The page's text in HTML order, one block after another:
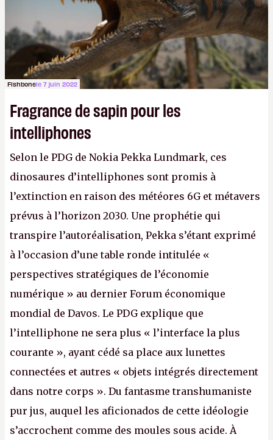
Fishbonele 7 juin 2022
Fragrance de sapin pour les
intelliphones
Selon le PDG de Nokia Pekka Lundmark, ces
dinosaures d’intelliphones sont promis à
l’extinction en raison des météores 6G et métavers
prévus à l’horizon 2030. Une prophétie qui
transpire l’autoréalisation, Pekka s’étant exprimé
à l’occasion d’une table ronde intitulée «
perspectives stratégiques de l’économie
numérique » au dernier Forum économique
mondial de Davos. Le PDG explique que
l’intelliphone ne sera plus « l’interface la plus
courante », ayant cédé sa place aux lunettes
connectées et autres « objets intégrés directement
dans notre corps ». Du fantasme transhumaniste
pur jus, auquel les aficionados de cette idéologie
s’accrochent comme des moules sous acide. À